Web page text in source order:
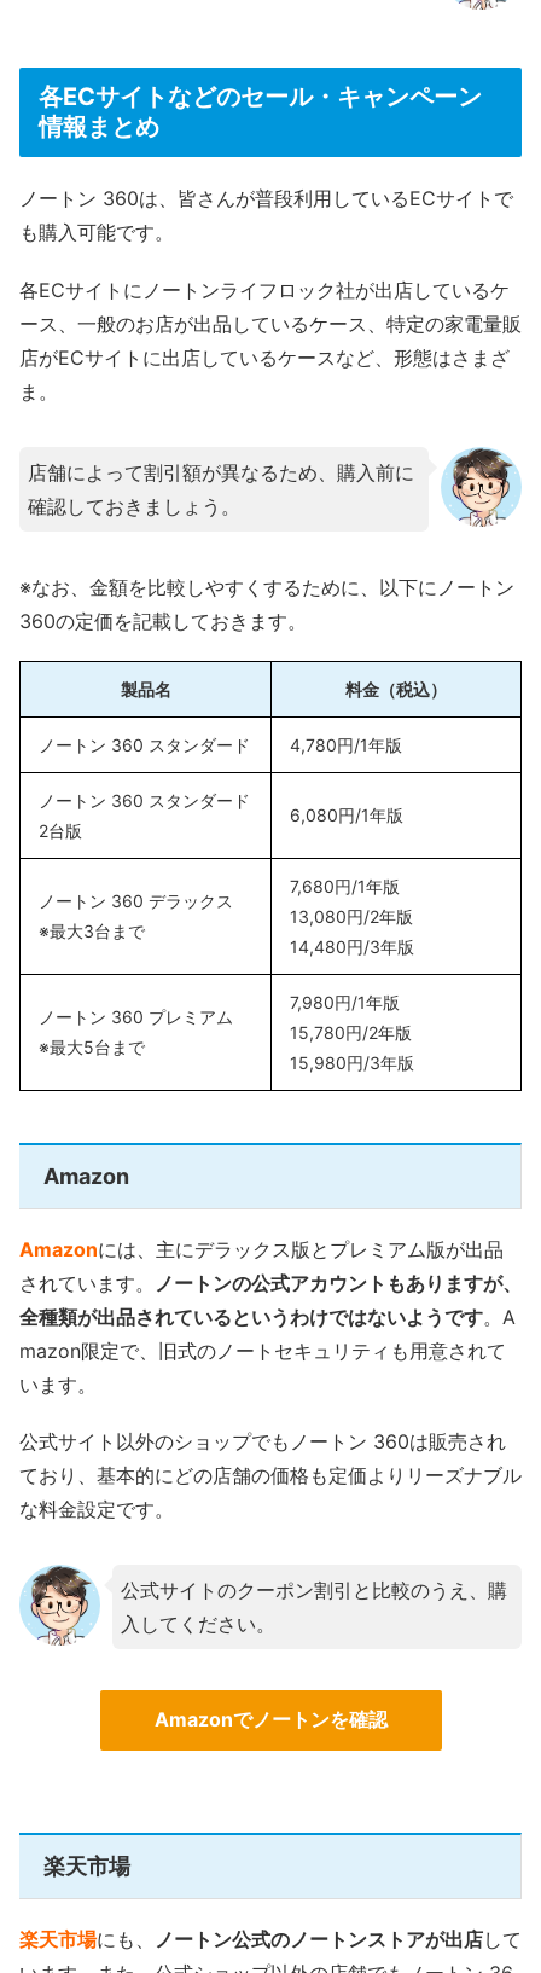
各ECサイトなどのセール・キャンペーン
情報まとめ
ノートン 360は、皆さんが普段利用しているECサイトで
も購入可能です。
各ECサイトにノートンライフロック社が出店しているケ
ース、一般のお店が出品しているケース、特定の家電量販
店がECサイトに出店しているケースなど、形態はさまざ
ま。
店舗によって割引額が異なるため、購入前に
確認しておきましょう。
※なお、金額を比較しやすくするために、以下にノートン
360の定価を記載しておきます。
製品名 料金（税込）
ノートン 360 スタンダード 4,780円/1年版
ノートン 360 スタンダード
2台版
6,080円/1年版
ノートン 360 デラックス
※最大3台まで
7,680円/1年版
13,080円/2年版
14,480円/3年版
ノートン 360 プレミアム
※最大5台まで
7,980円/1年版
15,780円/2年版
15,980円/3年版
Amazon
Amazonには、主にデラックス版とプレミアム版が出品
されています。 ノートンの公式アカウントもありますが、
全種類が出品されているというわけではないようです。A
mazon限定で、旧式のノートセキュリティも用意されて
います。
公式サイト以外のショップでもノートン 360は販売され
ており、基本的にどの店舗の価格も定価よりリーズナブル
な料金設定です。
公式サイトのクーポン割引と比較のうえ、購
入してください。
Amazonでノートンを確認
楽天市場
楽天市場にも、 ノートン公式のノートンストアが出店して